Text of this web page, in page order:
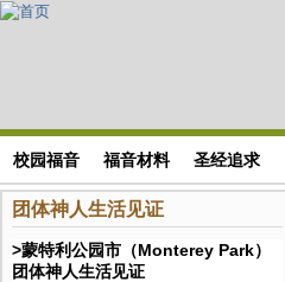
Skip to main content
校园福音 福音材料 圣经追求
团体神人生活见证
>蒙特利公园市（Monterey Park）
团体神人生活见证